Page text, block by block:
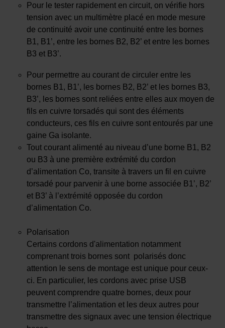
Pour le tester rapidement en circuit, on vérifie hors
tension avec un multimètre placé en mode mesure
de continuité avoir une continuité entre les bornes
B1, B1’, entre les bornes B2, B2’ et entre les bornes
B3 et B3’.
Pour permettre au courant de circuler entre les
bornes B1, B1’, les bornes B2, B2’ et les bornes B3,
B3’, les bornes sont reliées entre elles aux moyen de
fils en cuivre torsadés qui sont des éléments
conducteurs, ces fils en cuivre sont entourés par une
gaine Ga isolante.
Tout courant alimenté au niveau d’une borne B1, B2
ou B3 à une première extrémité du cordon
d’alimentation Co, transite à travers un fil en cuivre
torsadé pour parvenir à une borne associée B1’, B2’
et B3’ à l’extrémité opposée du cordon
d’alimentation Co.
Polarisation
Certains cordons d'alimentation notamment
comprenant trois bornes sont polarisés donc
attention le sens de montage est unique pour ceux-
ci. En particulier, les cordons avec prise USB
peuvent comprendre quatre bornes, deux pour
transmettre l’alimentation et les deux autres pour
transmettre des signaux avec une tension électrique